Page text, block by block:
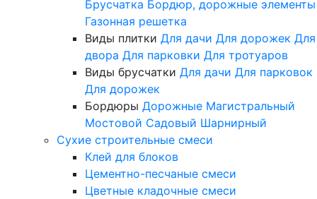
Брусчатка Бордюр, дорожные элементы
Газонная решетка
Виды плитки Для дачи Для дорожек Для
двора Для парковки Для тротуаров
Виды брусчатки Для дачи Для парковок
Для дорожек
Бордюры Дорожные Магистральный
Мостовой Садовый Шарнирный
Сухие строительные смеси
Клей для блоков
Цементно-песчаные смеси
Цветные кладочные смеси